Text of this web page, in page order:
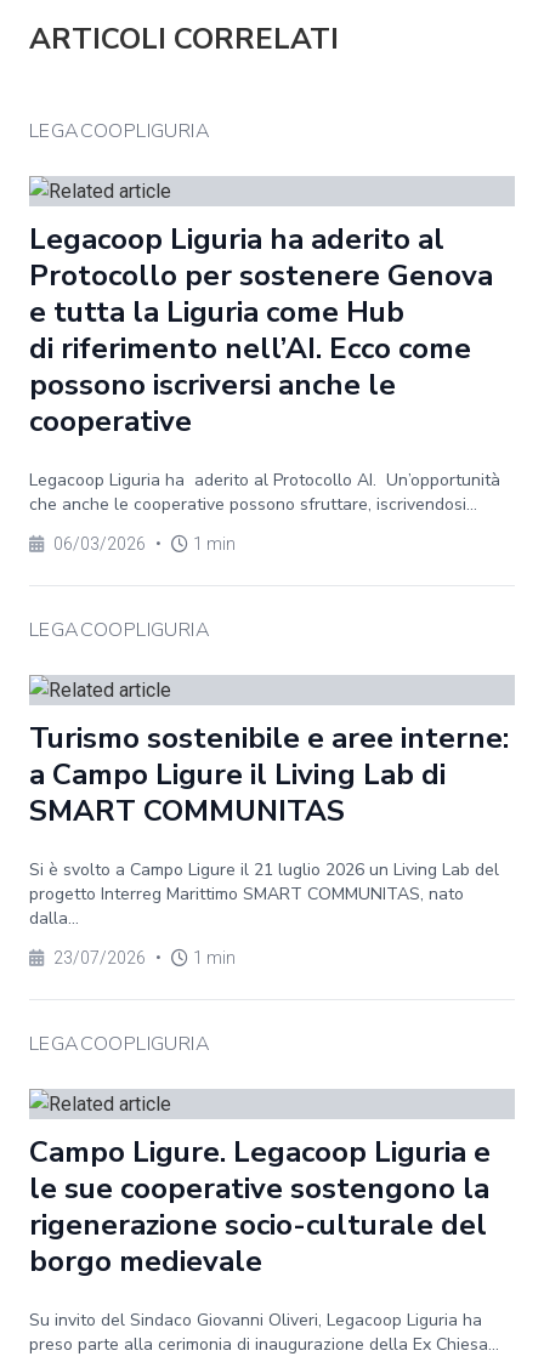
ARTICOLI CORRELATI
LEGACOOPLIGURIA
Legacoop Liguria ha aderito al
Protocollo per sostenere Genova
e tutta la Liguria come Hub
di riferimento nell’AI. Ecco come
possono iscriversi anche le
cooperative
Legacoop Liguria ha aderito al Protocollo AI. Un’opportunità
che anche le cooperative possono sfruttare, iscrivendosi...
06/03/2026 • 1 min
LEGACOOPLIGURIA
Turismo sostenibile e aree interne:
a Campo Ligure il Living Lab di
SMART COMMUNITAS
Si è svolto a Campo Ligure il 21 luglio 2026 un Living Lab del
progetto Interreg Marittimo SMART COMMUNITAS, nato
dalla...
23/07/2026 • 1 min
LEGACOOPLIGURIA
Campo Ligure. Legacoop Liguria e
le sue cooperative sostengono la
rigenerazione socio-culturale del
borgo medievale
Su invito del Sindaco Giovanni Oliveri, Legacoop Liguria ha
preso parte alla cerimonia di inaugurazione della Ex Chiesa...